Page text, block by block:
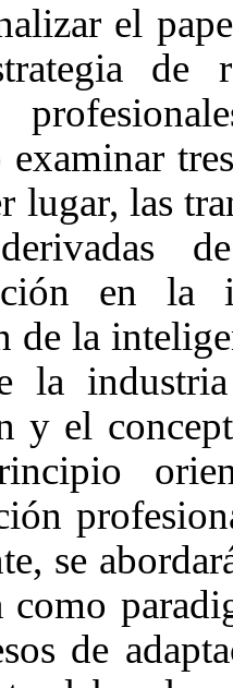
el
de
examinar
lugar, las
en la
de la
la
y el
se
como
de